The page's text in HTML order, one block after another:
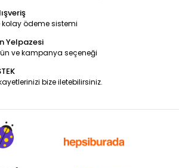
kolay ödeme sistemi
Yelpazesi
ve kampanya seçeneği
bize iletebilirsiniz.